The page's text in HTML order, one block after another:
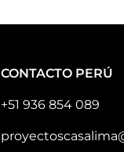
CONTACTO PERÚ
+51 936 854 089